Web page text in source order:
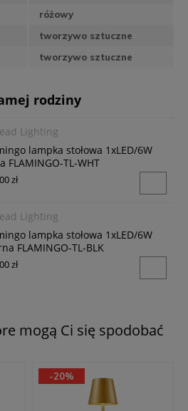
różowy
tworzywo sztuczne
tworzywo sztuczne
rodziny
Lighting
lampka stołowa 1xLED/6W
FLAMINGO-TL-WHT
zł
Lighting
lampka stołowa 1xLED/6W
FLAMINGO-TL-BLK
zł
mogą Ci się spodobać
-20%